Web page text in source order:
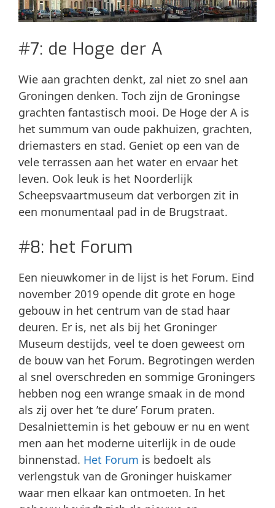
#7: de Hoge der A
Wie aan grachten denkt, zal niet zo snel aan
Groningen denken. Toch zijn de Groningse
grachten fantastisch mooi. De Hoge der A is
het summum van oude pakhuizen, grachten,
driemasters en stad. Geniet op een van de
vele terrassen aan het water en ervaar het
leven. Ook leuk is het Noorderlijk
Scheepsvaartmuseum dat verborgen zit in
een monumentaal pad in de Brugstraat.
#8: het Forum
Een nieuwkomer in de lijst is het Forum. Eind
november 2019 opende dit grote en hoge
gebouw in het centrum van de stad haar
deuren. Er is, net als bij het Groninger
Museum destijds, veel te doen geweest om
de bouw van het Forum. Begrotingen werden
al snel overschreden en sommige Groningers
hebben nog een wrange smaak in de mond
als zij over het ’te dure’ Forum praten.
Desalniettemin is het gebouw er nu en went
men aan het moderne uiterlijk in de oude
binnenstad. Het Forum is bedoelt als
verlengstuk van de Groninger huiskamer
waar men elkaar kan ontmoeten. In het